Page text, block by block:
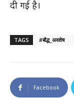
दी गई है।
TAGS #बौद्ध_अवशेष
Facebook